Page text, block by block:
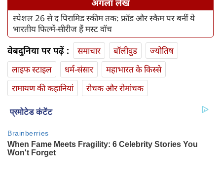
अगला लेख
स्पेशल 26 से द पिरामिड स्कीम तक: फ्रॉड और स्कैम पर बनीं ये
भारतीय फिल्में-सीरीज हैं मस्ट वॉच
वेबदुनिया पर पढ़ें : समाचार बॉलीवुड
ज्योतिष
लाइफ स्‍टाइल
धर्म-संसार
महाभारत के किस्से
रामायण की कहानियां
रोचक और रोमांचक